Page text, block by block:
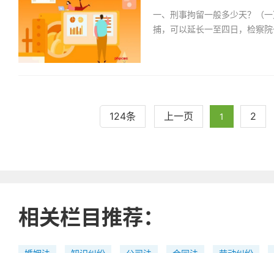
一、刑事拘留一般多少天？（
捕，可以延长一至四日，检察
124条 上一页 1 2
相关栏目推荐：